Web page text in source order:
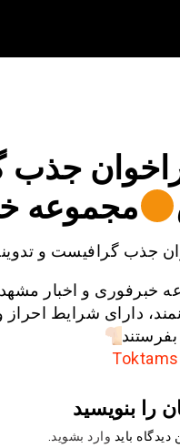
جذب
مجموعه
جذب گرافیست و
خبرفوری و اخبار مشهد
دارای شرایط
را بنویسید
باید وارد بشوید